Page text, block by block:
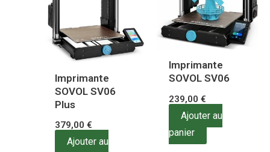
Imprimante
SOVOL SV06
Plus
379,00€
Ajouter au
Imprimante
SOVOL SV06
239,00 €
Ajouter au
panier